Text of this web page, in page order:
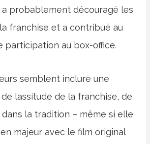
a probablement découragé les
franchise et a contribué au
participation au box-office.
semblent inclure une
lassitude de la franchise, de
la tradition – même si elle
majeur avec le film original